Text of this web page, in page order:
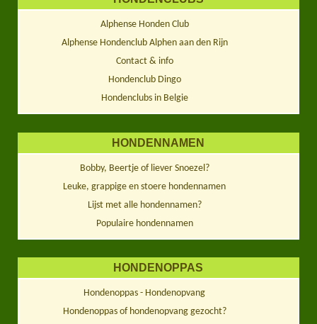
Alphense Honden Club
Alphense Hondenclub Alphen aan den Rijn
Contact & info
Hondenclub Dingo
Hondenclubs in Belgie
HONDENNAMEN
Bobby, Beertje of liever Snoezel?
Leuke, grappige en stoere hondennamen
Lijst met alle hondennamen?
Populaire hondennamen
HONDENOPPAS
Hondenoppas - Hondenopvang
Hondenoppas of hondenopvang gezocht?